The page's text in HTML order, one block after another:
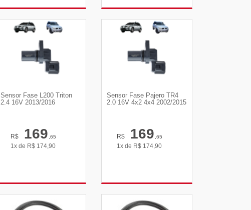
Sensor Fase L200 Triton
2.4 16V 2013/2016
R$ 169,65
1x de R$ 174,90
Sensor Fase Pajero TR4
2.0 16V 4x2 4x4 2002/2015
R$ 169,65
1x de R$ 174,90